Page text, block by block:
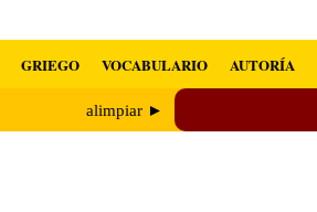
GRIEGO VOCABULARIO AUTORÍA
alimpiar ►